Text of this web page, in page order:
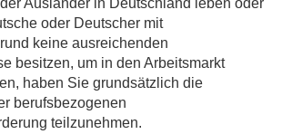
Ausländer in Deutschland leben oder
oder Deutscher mit
keine ausreichenden
besitzen, um in den Arbeitsmarkt
haben Sie grundsätzlich die
berufsbezogenen
teilzunehmen.